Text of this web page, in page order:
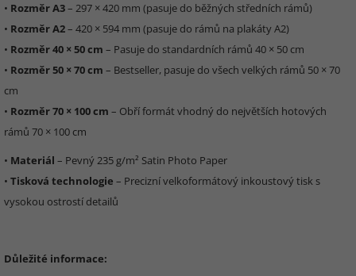
• Rozměr A3– 297 × 420 mm (pasuje do běžných středních rámů)
• Rozměr A2– 420 × 594 mm (pasuje do rámů na plakáty A2)
• Rozměr 40 × 50 cm – Pasuje do standardních rámů 40 × 50 cm
• Rozměr 50 × 70 cm – Bestseller, pasuje do všech velkých rámů 50 × 70
cm
• Rozměr 70 × 100 cm – Obří formát vhodný do největších hotových
rámů 70 × 100 cm
• Materiál – Pevný 235 g/m² Satin Photo Paper
• Tisková technologie – Precizní velkoformátový inkoustový tisk s
vysokou ostrostí detailů
Důležité informace: